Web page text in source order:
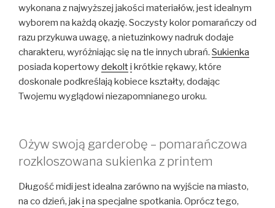
wykonana z najwyższej jakości materiałów, jest idealnym
wyborem na każdą okazję. Soczysty kolor pomarańczy od
razu przykuwa uwagę, a nietuzinkowy nadruk dodaje
charakteru, wyróżniając się na tle innych ubrań. Sukienka
posiada kopertowydekolti krótkie rękawy, które
doskonale podkreślają kobiece kształty, dodając
Twojemu wyglądowi niezapomnianego uroku.
Ożyw swoją garderobę – pomarańczowa
rozkloszowana sukienka z printem
Długość midi jest idealna zarówno na wyjście na miasto,
na co dzień, jaki na specjalne spotkania. Oprócz tego,